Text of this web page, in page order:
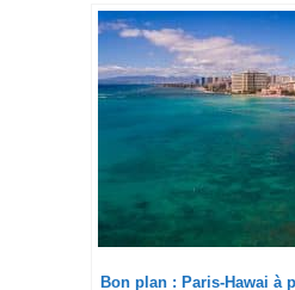
Austrian et….KLM
Bon plan : Paris-Hawai à